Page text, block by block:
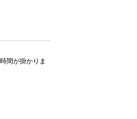
間が掛かりま